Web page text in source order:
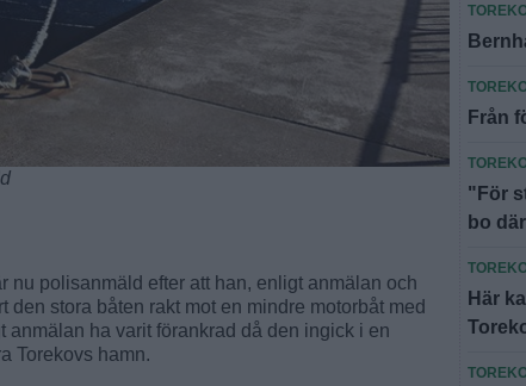
nu polisanmäld efter att han, enligt anmälan och
den stora båten rakt mot en mindre motorbåt med
anmälan ha varit förankrad då den ingick i en
Torekovs hamn.
Från
"För
bo
Här